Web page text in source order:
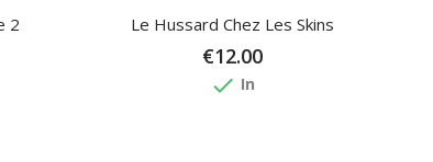
2 Le Hussard Chez Les Skins
€12.00
done In